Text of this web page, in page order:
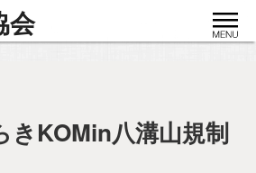
会 toggle
きKOMin八溝山規制